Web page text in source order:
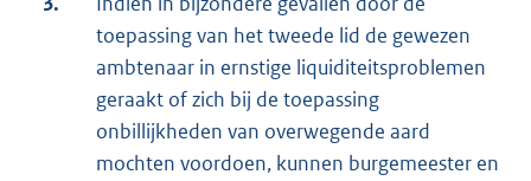
toepassing van het tweede lid de gewezen
ambtenaar in ernstige liquiditeitsproblemen
geraakt of zich bij de toepassing
onbillijkheden van overwegende aard
mochten voordoen, kunnen burgemeester en